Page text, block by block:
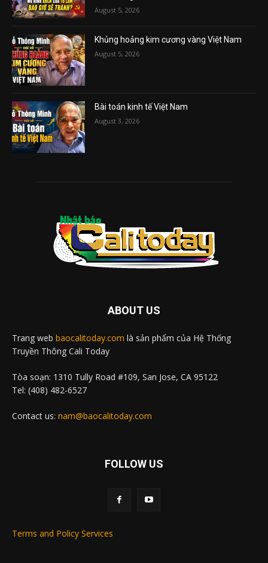
August 5, 2026
Khủng hoảng kim cương vàng Việt Nam
August 5, 2026
Bài toán kinh tế Việt Nam
August 3, 2026
ABOUT US
Trang web baocalitoday.com là sản phẩm của Hệ Thống
Truyền Thông Cali Today
Tòa soạn: 1310 Tully Road #109, San Jose, CA 95122
Tel: (408) 482-6527
Contact us: nam@baocalitoday.com
FOLLOW US
Terms and Policy Services